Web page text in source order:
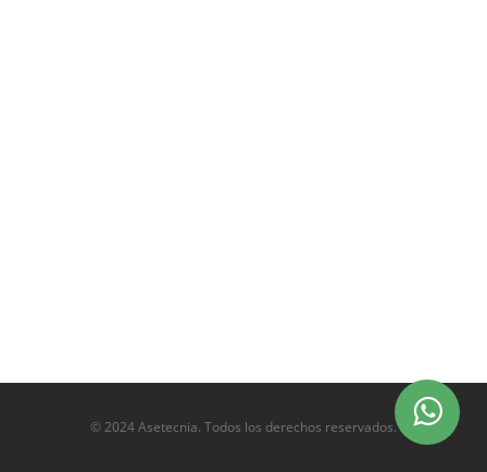
© 2024 Asetecnia. Todos los derechos reservados.